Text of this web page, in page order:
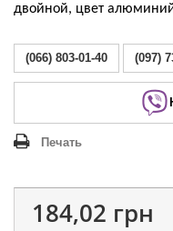
двойной, цвет
(066) 803-01-40 (097)
Печать
184,02 грн